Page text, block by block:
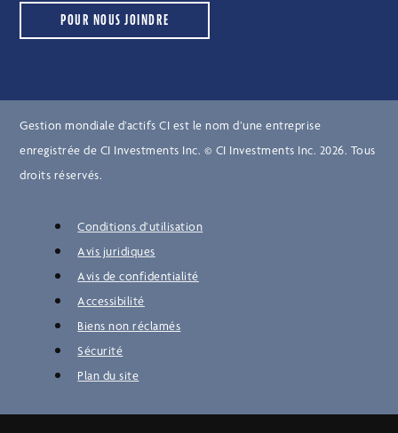
POUR NOUS JOINDRE
Gestion mondiale d’actifs CI est le nom d’une entreprise
enregistrée de CI Investments Inc. © CI Investments Inc. 2026. Tous
droits réservés.
Conditions d’utilisation
Avis juridiques
Avis de confidentialité
Accessibilité
Biens non réclamés
Sécurité
Plan du site